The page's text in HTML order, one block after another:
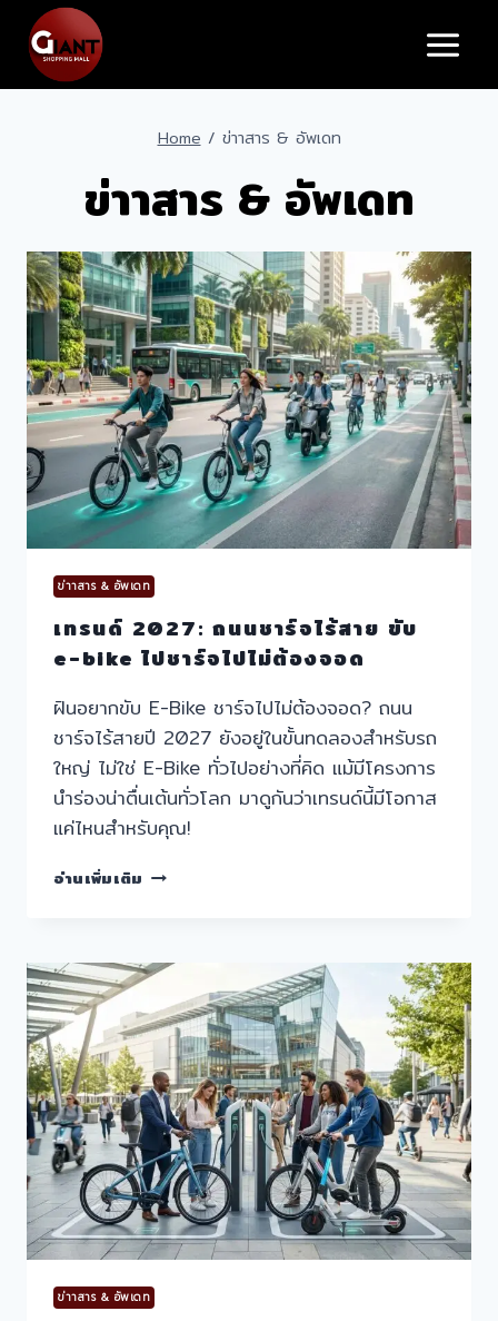
content
Home / ข่าาสาร & อัพเดท
ข่าาสาร & อัพเดท
ข่าาสาร & อัพเดท
เทรนด์ 2027: ถนนชาร์จไร้สาย ขับ
e-bike ไปชาร์จไปไม่ต้องจอด
ฝันอยากขับ E-Bike ชาร์จไปไม่ต้องจอด? ถนน
ชาร์จไร้สายปี 2027 ยังอยู่ในขั้นทดลองสำหรับรถ
ใหญ่ ไม่ใช่ E-Bike ทั่วไปอย่างที่คิด แม้มีโครงการ
นำร่องน่าตื่นเต้นทั่วโลก มาดูกันว่าเทรนด์นี้มีโอกาส
แค่ไหนสำหรับคุณ!
อ่านเพิ่มเติม เท
ชาร์จ
ไร้
สาย
ขับ
E-
BIKE
ไป
ชาร์จ
ไป
ไม่
ต้อง
จอด
ข่าาสาร & อัพเดท